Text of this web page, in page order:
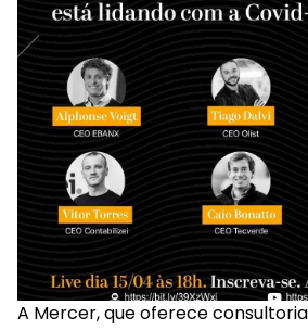
A Mercer, que oferece